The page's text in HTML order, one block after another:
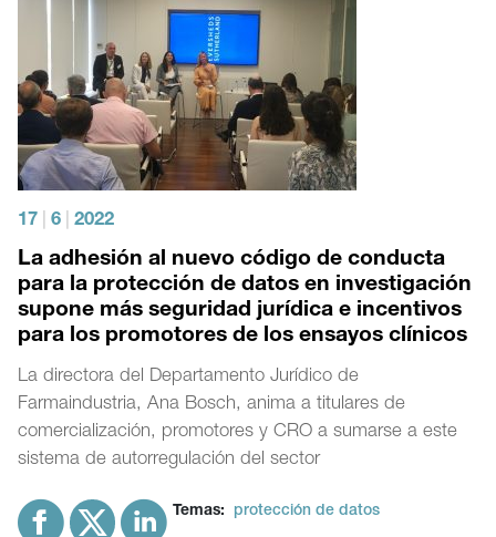
17 6 2022
La adhesión al nuevo código de conducta
para la protección de datos en investigación
supone más seguridad jurídica e incentivos
para los promotores de los ensayos clínicos
La directora del Departamento Jurídico de
Farmaindustria, Ana Bosch, anima a titulares de
comercialización, promotores y CRO a sumarse a este
sistema de autorregulación del sector
Temas: protección de datos